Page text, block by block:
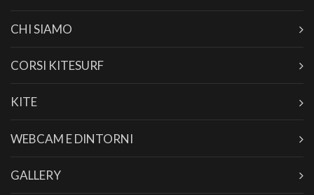
CHI SIAMO
CORSI KITESURF
KITE
WEBCAM E DINTORNI
GALLERY